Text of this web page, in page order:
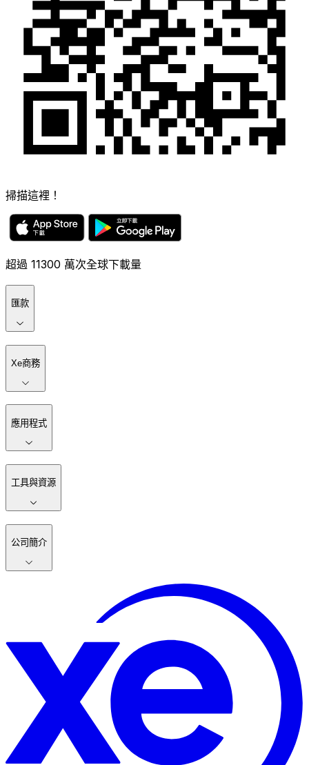
掃描這裡！
超過 11300 萬次全球下載量
匯款
Xe商務
應用程式
工具與資源
公司簡介